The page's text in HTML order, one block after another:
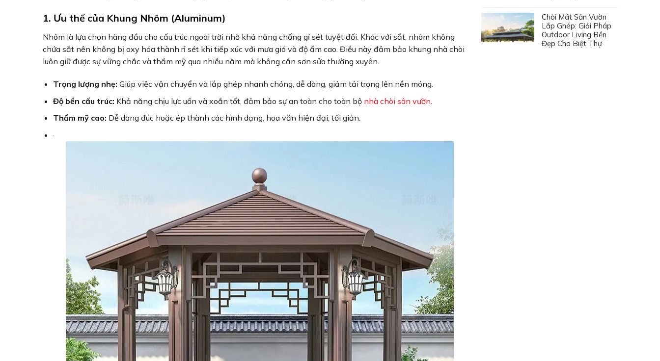
1. Ưu thế của Khung Nhôm (Aluminum)
Nhôm là lựa chọn hàng đầu cho cấu trúc ngoài trời nhờ khả năng chống gỉ sét tuyệt đối. Khác với sắt, nhôm không
chứa sắt nên không bị oxy hóa thành rỉ sét khi tiếp xúc với mưa gió và độ ẩm cao. Điều này đảm bảo khung nhà chòi
luôn giữ được sự vững chắc và thẩm mỹ qua nhiều năm mà không cần sơn sửa thường xuyên.
Trọng lượng nhẹ: Giúp việc vận chuyển và lắp ghép nhanh chóng, dễ dàng, giảm tải trọng lên nền móng.
Độ bền cấu trúc: Khả năng chịu lực uốn và xoắn tốt, đảm bảo sự an toàn cho toàn bộ nhà chòi sân vườn
Thẩm mỹ cao: Dễ dàng đúc hoặc ép thành các hình dạng, hoa văn hiện đại, tối giản.
Chòi Mát Sân Vườn
Lắp Ghép: Giải Pháp
Outdoor Living Bền
Đẹp Cho Biệt Thự